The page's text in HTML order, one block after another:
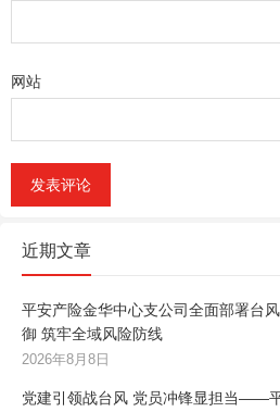
网站
近期文章
平安产险金华中心支公司全面部署台风
御 筑牢全域风险防线
2026年8月8日
党建引领战台风 党员冲锋显担当——